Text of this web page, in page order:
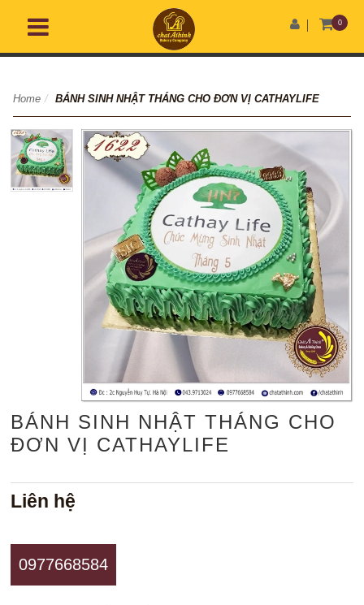
0
Home / BÁNH SINH NHẬT THÁNG CHO ĐƠN VỊ CATHAYLIFE
BÁNH SINH NHẬT THÁNG CHO
ĐƠN VỊ CATHAYLIFE
Liên hệ
0977668584